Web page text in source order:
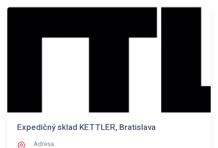
Expedičný sklad KETTLER, Bratislava
Adresa